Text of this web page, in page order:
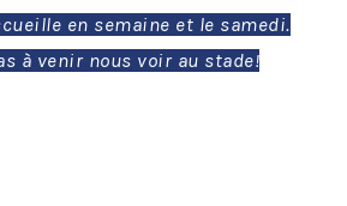
en semaine et le samedi.
à venir nous voir au stade!